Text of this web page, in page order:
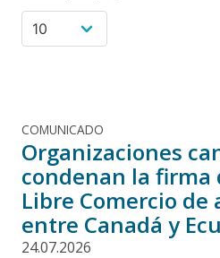
COMUNICADO
Organizaciones
condenan la firma
Libre Comercio de
entre Canadá y
24.07.2026